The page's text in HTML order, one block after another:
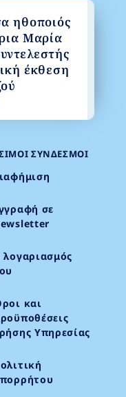
ΣΎΝΔΕΣΜΟΙ
σε
και
Υπηρεσίας
ηθοποιός
Μαρία
έκθεση